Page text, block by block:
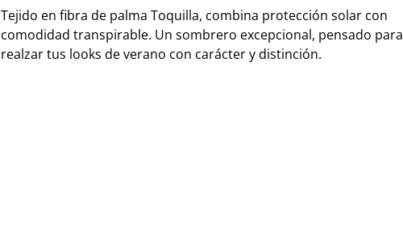
Tejido en fibra de palma Toquilla, combina protección solar con
comodidad transpirable. Un sombrero excepcional, pensado para
realzar tus looks de verano con carácter y distinción.